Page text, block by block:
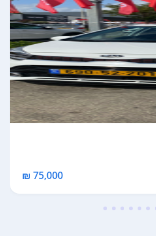
75,000 ₪